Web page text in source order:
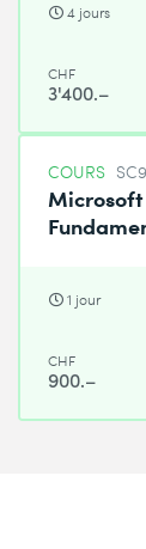
4 jours
CHF
3'400.–
COURS
1 jour
CHF
900.–